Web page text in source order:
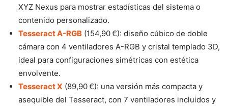
XYZ Nexus para mostrar estadísticas del sistema o
contenido personalizado.
Tesseract A-RGB (154,90 €): diseño cúbico de doble
cámara con 4 ventiladores A-RGB y cristal templado 3D,
ideal para configuraciones simétricas con estética
envolvente.
Tesseract X (89,90 €): una versión más compacta y
asequible del Tesseract, con 7 ventiladores incluidos y